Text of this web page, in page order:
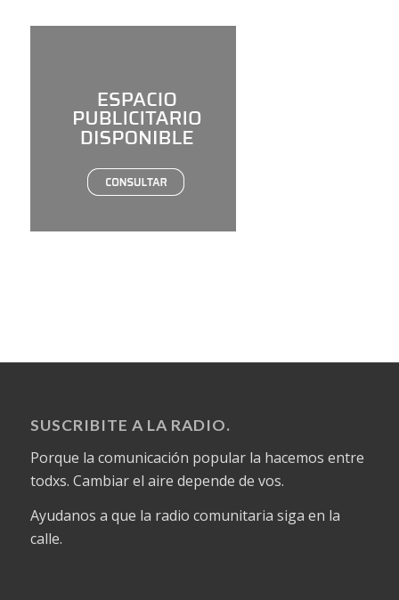
SUSCRIBITE A LA RADIO.
Porque la comunicación popular la hacemos entre
todxs. Cambiar el aire depende de vos.
Ayudanos a que la radio comunitaria siga en la
calle.